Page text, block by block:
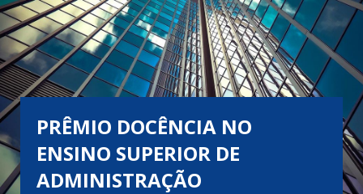
PRÊMIO DOCÊNCIA NO
ENSINO SUPERIOR DE
ADMINISTRAÇÃO